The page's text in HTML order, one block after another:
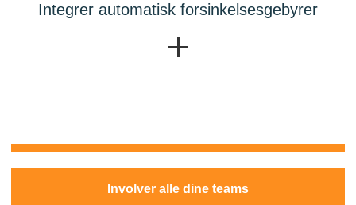
Integrer automatisk forsinkelsesgebyrer
Involver alle dine teams